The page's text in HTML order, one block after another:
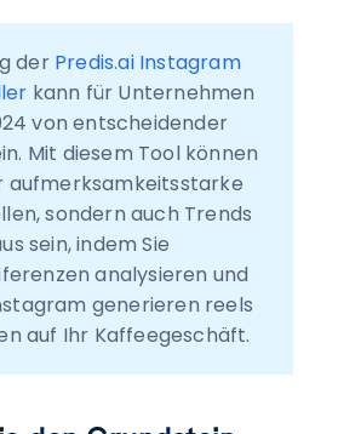
der Predis.ai Instagram
kann für Unternehmen
von entscheidender
Mit diesem Tool können
aufmerksamkeitsstarke
sondern auch Trends
sein, indem Sie
analysieren und
generieren reels
auf Ihr Kaffeegeschäft.